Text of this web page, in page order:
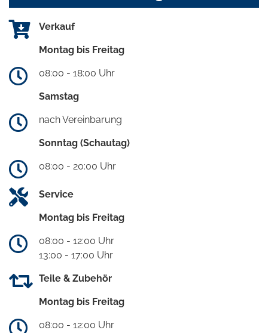
Verkauf
Montag bis Freitag
08:00 - 18:00 Uhr
Samstag
nach Vereinbarung
Sonntag (Schautag)
08:00 - 20:00 Uhr
Service
Montag bis Freitag
08:00 - 12:00 Uhr
13:00 - 17:00 Uhr
Teile & Zubehör
Montag bis Freitag
08:00 - 12:00 Uhr